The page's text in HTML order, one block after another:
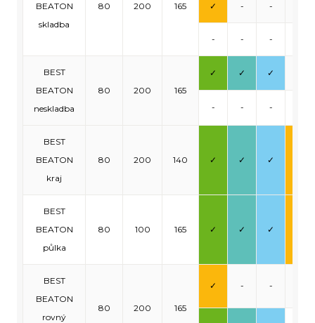
BEATON
skladba
80 200 165 ✓ - -
- - -
BEST
BEATON
neskladba
80 200 165
✓ ✓ ✓
- - -
BEST
BEATON
kraj
80 200 140 ✓ ✓ ✓
BEST
BEATON
půlka
80 100 165 ✓ ✓ ✓
BEST
BEATON
rovný
80 200 165
✓ - -